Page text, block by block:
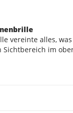
vereinte alles,
im